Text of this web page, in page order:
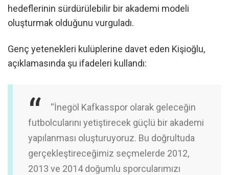
hedeflerinin sürdürülebilir bir akademi modeli
oluşturmak olduğunu vurguladı.
Genç yetenekleri kulüplerine davet eden Kişioğlu,
açıklamasında şu ifadeleri kullandı:
“İnegöl Kafkasspor olarak geleceğin
futbolcularını yetiştirecek güçlü bir akademi
yapılanması oluşturuyoruz. Bu doğrultuda
gerçekleştireceğimiz seçmelerde 2012,
2013 ve 2014 doğumlu sporcularımızı